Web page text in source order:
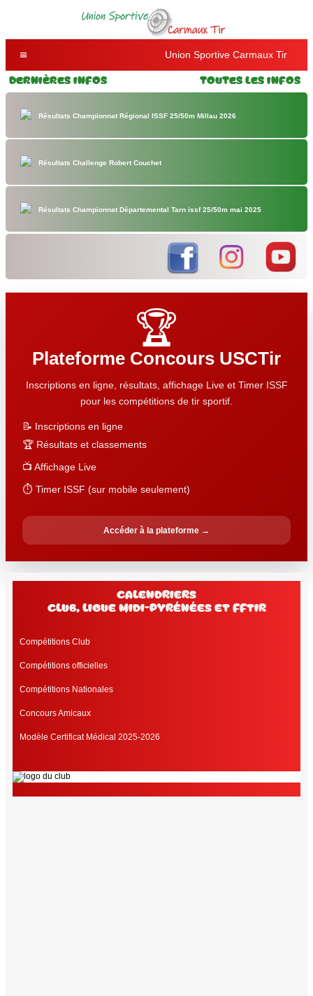
Union Sportive Carmaux Tir
Dernières Infos Toutes les Infos
Résultats Championnat Régional ISSF 25/50m Millau 2026
Résultats Challenge Robert Couchet
Résultats Championnat Départemental Tarn issf 25/50m mai 2025
🏆
Plateforme Concours USCTir
Inscriptions en ligne, résultats, affichage Live et Timer ISSF
pour les compétitions de tir sportif.
📝 Inscriptions en ligne
🏆 Résultats et classements
📺 Affichage Live
⏱️ Timer ISSF (sur mobile seulement)
Accéder à la plateforme →
Calendriers
club, Ligue Midi-Pyrénées et FFtir
Compétitions Club
Compétitions officielles
Compétitions Nationales
Concours Amicaux
Modèle Certificat Médical 2025-2026